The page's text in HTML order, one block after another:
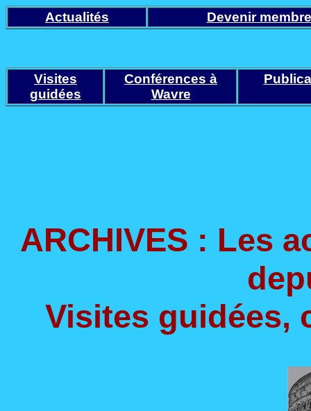
Actualités Devenir membre
Visites
guidées
Conférences à
Wavre
ARCHIVES : Les
Visites guidées,